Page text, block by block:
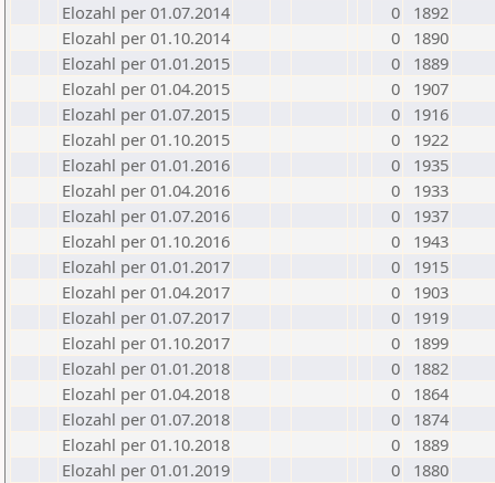
Elozahl per 01.07.2014
0
1892
Elozahl per 01.10.2014
0
1890
Elozahl per 01.01.2015
0
1889
Elozahl per 01.04.2015
0
1907
Elozahl per 01.07.2015
0
1916
Elozahl per 01.10.2015
0
1922
Elozahl per 01.01.2016
0
1935
Elozahl per 01.04.2016
0
1933
Elozahl per 01.07.2016
0
1937
Elozahl per 01.10.2016
0
1943
Elozahl per 01.01.2017
0
1915
Elozahl per 01.04.2017
0
1903
Elozahl per 01.07.2017
0
1919
Elozahl per 01.10.2017
0
1899
Elozahl per 01.01.2018
0
1882
Elozahl per 01.04.2018
0
1864
Elozahl per 01.07.2018
0
1874
Elozahl per 01.10.2018
0
1889
Elozahl per 01.01.2019
0
1880